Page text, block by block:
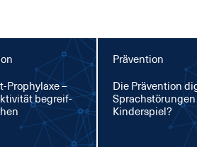
Pro­phy­la­xe –
be­greif­
Prävention
Die Prä­ven­ti­on
Sprach­stö­run­gen
Kin­der­spiel?